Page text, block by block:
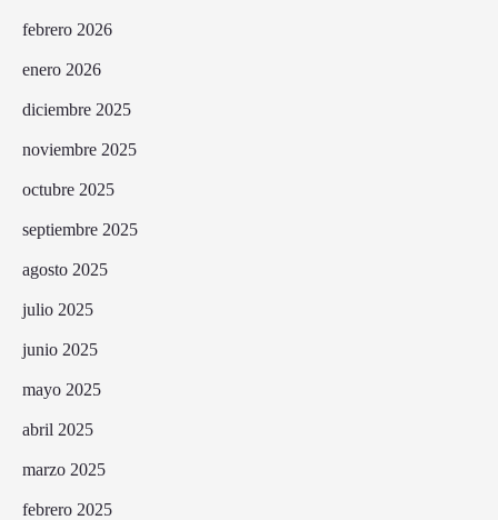
febrero 2026
enero 2026
diciembre 2025
noviembre 2025
octubre 2025
septiembre 2025
agosto 2025
julio 2025
junio 2025
mayo 2025
abril 2025
marzo 2025
febrero 2025